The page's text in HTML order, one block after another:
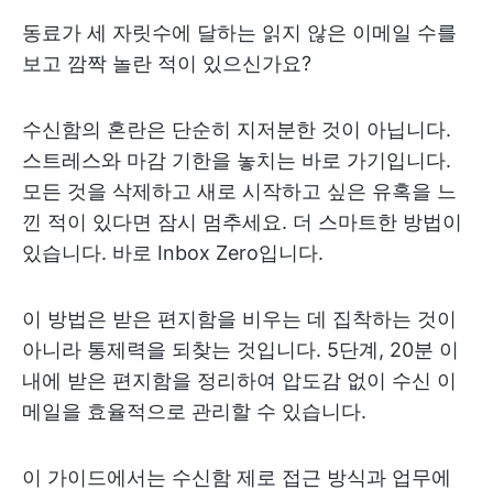
동료가 세 자릿수에 달하는 읽지 않은 이메일 수를
보고 깜짝 놀란 적이 있으신가요?
수신함의 혼란은 단순히 지저분한 것이 아닙니다.
스트레스와 마감 기한을 놓치는 바로 가기입니다.
모든 것을 삭제하고 새로 시작하고 싶은 유혹을 느
낀 적이 있다면 잠시 멈추세요. 더 스마트한 방법이
있습니다. 바로 Inbox Zero입니다.
이 방법은 받은 편지함을 비우는 데 집착하는 것이
아니라 통제력을 되찾는 것입니다. 5단계, 20분 이
내에 받은 편지함을 정리하여 압도감 없이 수신 이
메일을 효율적으로 관리할 수 있습니다.
이 가이드에서는 수신함 제로 접근 방식과 업무에